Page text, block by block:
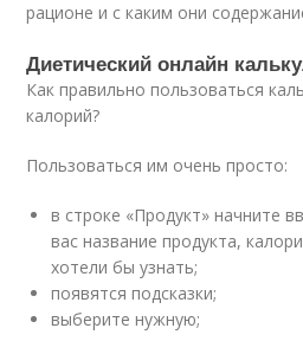
рационе и с каким они
Диетический онлайн
Как правильно пользоваться
калорий?
Пользоваться им очень просто:
в строке «Продукт» начните
вас название продукта,
хотели бы узнать;
появятся подсказки;
выберите нужную;